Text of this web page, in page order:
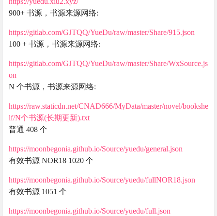
900+ 书源，书源来源网络:
https://gitlab.com/GJTQQ/YueDu/raw/master/Share/915.json
100 + 书源，书源来源网络:
https://gitlab.com/GJTQQ/YueDu/raw/master/Share/WxSource.js
on
N 个书源，书源来源网络:
https://raw.staticdn.net/CNAD666/MyData/master/novel/bookshe
lf/N个书源(长期更新).txt
普通 408 个
https://moonbegonia.github.io/Source/yuedu/general.json
有效书源 NOR18 1020 个
https://moonbegonia.github.io/Source/yuedu/fullNOR18.json
有效书源 1051 个
https://moonbegonia.github.io/Source/yuedu/full.json